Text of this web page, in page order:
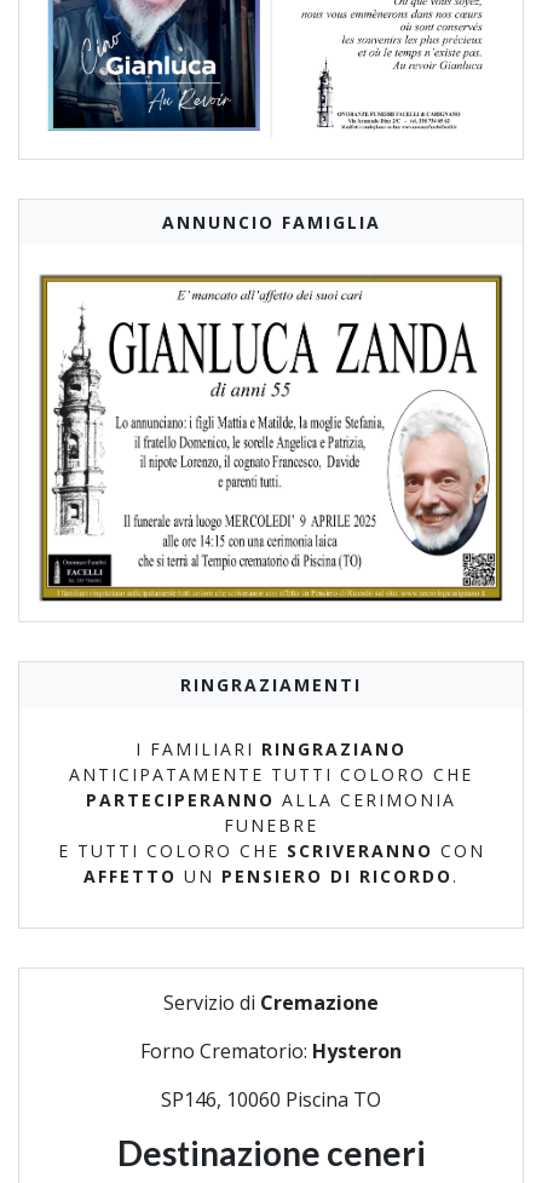
ANNUNCIO FAMIGLIA
RINGRAZIAMENTI
I FAMILIARI RINGRAZIANO
ANTICIPATAMENTE TUTTI COLORO CHE
PARTECIPERANNO ALLA CERIMONIA
FUNEBRE
E TUTTI COLORO CHE SCRIVERANNO CON
AFFETTO UN PENSIERO DI RICORDO .
Servizio di Cremazione
Forno Crematorio: Hysteron
SP146, 10060 Piscina TO
Destinazione ceneri